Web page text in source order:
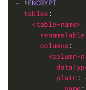
- ! ENCRYPT
tables
<table-name>
renameTable
columns
<column-
plain: